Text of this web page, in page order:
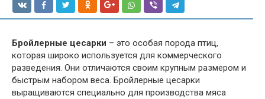
Бройлерные цесарки – это особая порода птиц,
которая широко используется для коммерческого
разведения. Они отличаются своим крупным размером и
быстрым набором веса. Бройлерные цесарки
выращиваются специально для производства мяса